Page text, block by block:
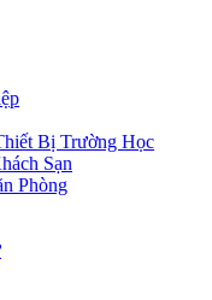
Bị Trường Học
Sạn
Phòng